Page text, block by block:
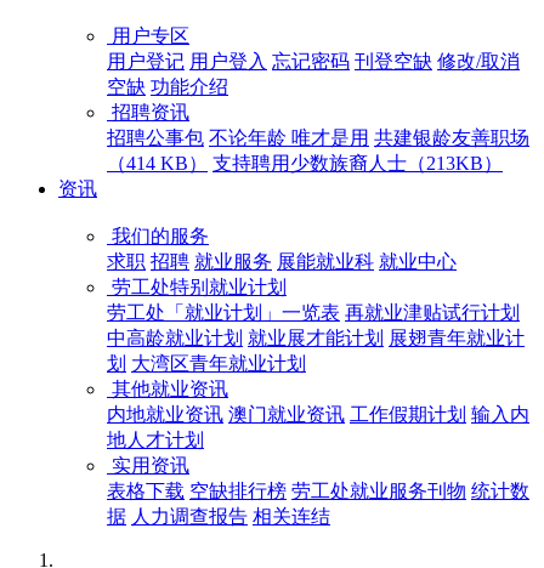
用户专区
用户登记 用户登入 忘记密码 刊登空缺 修改/取消
空缺 功能介绍
招聘资讯
招聘公事包 不论年龄 唯才是用 共建银龄友善职场
（414 KB）
支持聘用少数族裔人士（213KB）
资讯
我们的服务
求职 招聘 就业服务 展能就业科 就业中心
劳工处特别就业计划
劳工处「就业计划」一览表 再就业津贴试行计划
中高龄就业计划 就业展才能计划 展翅青年就业计
划 大湾区青年就业计划
其他就业资讯
内地就业资讯 澳门就业资讯 工作假期计划 输入内
地人才计划
实用资讯
表格下载 空缺排行榜 劳工处就业服务刊物 统计数
据 人力调查报告 相关连结